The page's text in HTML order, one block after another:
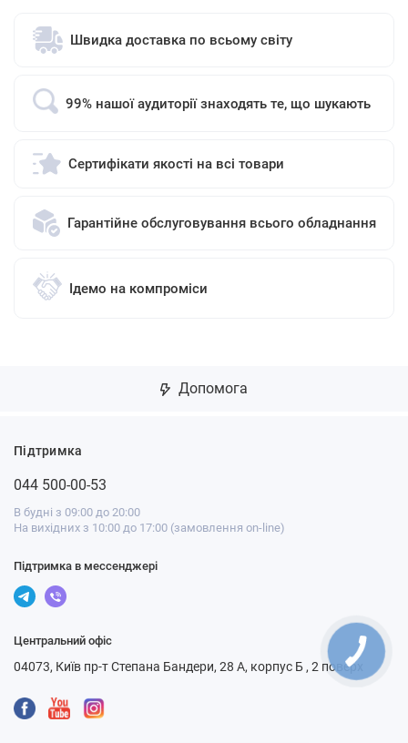
Швидка доставка по всьому світу
99% нашої аудиторії знаходять те, що шукають
Сертифікати якості на всі товари
Гарантійне обслуговування всього обладнання
Ідемо на компроміси
Допомога
Підтримка
044 500-00-53
В будні з 09:00 до 20:00
На вихідних з 10:00 до 17:00 (замовлення on-line)
Підтримка в мессенджері
Центральний офіс
04073, Київ пр-т Степана Бандери, 28 А, корпус Б , 2 поверх